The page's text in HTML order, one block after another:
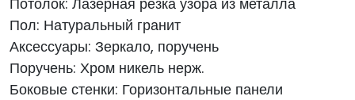
Пол: Натуральный гранит
Аксессуары: Зеркало, поручень
Поручень: Хром никель нерж.
Боковые стенки: Горизонтальные панели